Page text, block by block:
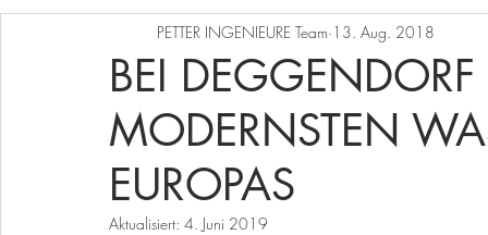
BEI DEGGENDORF
MODERNSTEN
EUROPAS
PETTER INGENIEURE Team 13. Aug. 2018
Aktualisiert: 4. Juni 2019